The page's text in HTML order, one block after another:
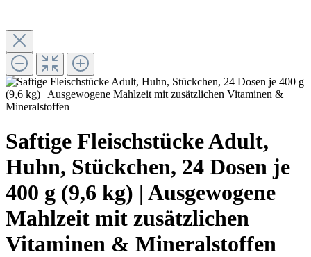
Saftige Fleischstücke Adult,
Huhn, Stückchen, 24 Dosen je
400 g (9,6 kg) | Ausgewogene
Mahlzeit mit zusätzlichen
Vitaminen & Mineralstoffen